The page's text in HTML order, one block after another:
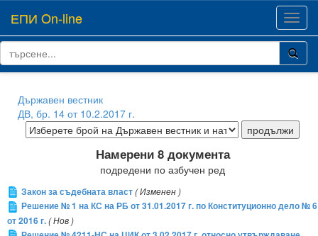
ЕПИ On-line
Държавен вестник
ДВ, бр. 14 от 10.2.2017 г.
Намерени 8 документа
подредени по азбучен ред
Закон за съдебната власт( Изменен )
Решение № 1 на КС на РБ от 31.01.2017 г. по Конституционно дело № 6
от 2016 г.( Нов )